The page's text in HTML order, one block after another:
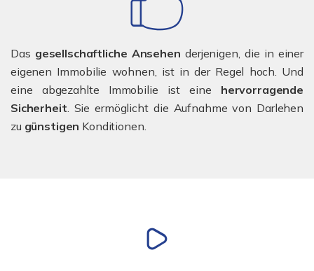
Das gesellschaftliche Ansehenderjenigen, die in einer
eigenen Immobilie wohnen, ist in der Regel hoch. Und
eine abgezahlte Immobilie ist eine hervorragende
Sicherheit. Sie ermöglicht die Aufnahme von Darlehen
zu günstigen Konditionen.